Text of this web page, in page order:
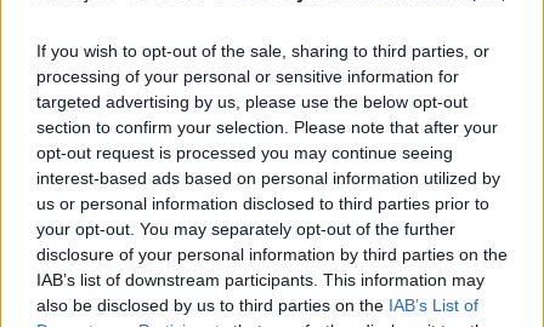
If you wish to opt-out of the sale, sharing to third parties, or
processing of your personal or sensitive information for
targeted advertising by us, please use the below opt-out
section to confirm your selection. Please note that after your
opt-out request is processed you may continue seeing
interest-based ads based on personal information utilized by
us or personal information disclosed to third parties prior to
your opt-out. You may separately opt-out of the further
disclosure of your personal information by third parties on the
IAB’s list of downstream participants. This information may
also be disclosed by us to third parties on the IAB’s List of
Apesar das desistências de última hora de jogadores
como Casper Ruud (Noruega), Alejandro Davidovich
Fokina (Espanha) e Matteo Arnaldi (Itália), a prova
apresentou um quadro competitivo de elevado nível,
liderado pelo russo Andrey Rublev, primeiro cabeça de
série, pelo italiano Luciano Darderi, pelo chileno
Alejandro Tabilo e pelo belga Alexander Blockx.
Um dos momentos mais aguardados da semana foi
também o regresso do suíço Stan Wawrinka ao Estoril,
Internacional de Artes e Ofícios”
promete afirmar artesanato,
património e inovação como
“motores de desenvolvimento
económico e cultural” do município
português
Publicado 23 horas atrás on 07/08/2026
Por Ígor Lopes